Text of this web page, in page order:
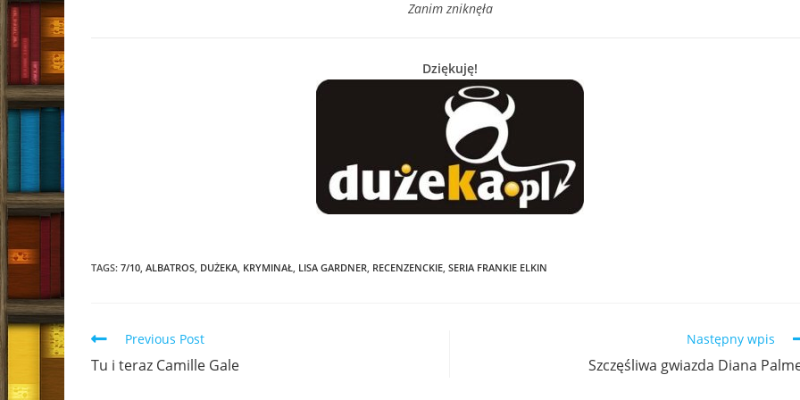
Zanim zniknęła
Dziękuję!
TAGS: 7/10, ALBATROS, DUŻEKA, KRYMINAŁ, LISA GARDNER, RECENZENCKIE, SERIA FRANKIE ELKIN
Read
articles
Previous Post
Tu i teraz Camille Gale
Następny wpis
Szczęśliwa gwiazda Diana